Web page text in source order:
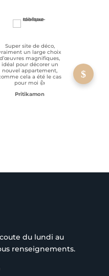
Super site de déco,
un large choix
d’œuvres magnifiques,
idéal pour décorer un
nouvel appartement,
cela a été le cas
pour moi 👍
Pritikamon
du lundi au
renseignements.